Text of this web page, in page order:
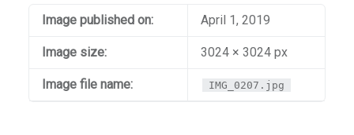
Image published on: April 1, 2019
Image size: 3024 × 3024 px
Image file name: IMG_0207.jpg